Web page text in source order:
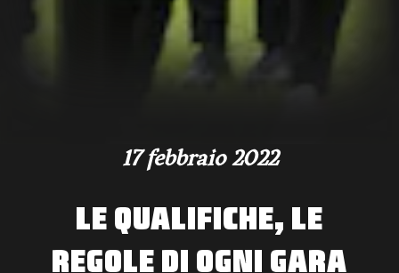
17 febbraio 2022
LE QUALIFICHE, LE
REGOLE DI OGNI GARA